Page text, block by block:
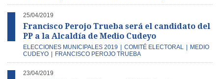
25/04/2019
Francisco Perojo Trueba será el candidato del
PP a la Alcaldía de Medio Cudeyo
ELECCIONES MUNICIPALES 2019 COMITÉ ELECTORAL
MEDIO
CUDEYO
FRANCISCO PEROJO TRUEBA
23/04/2019